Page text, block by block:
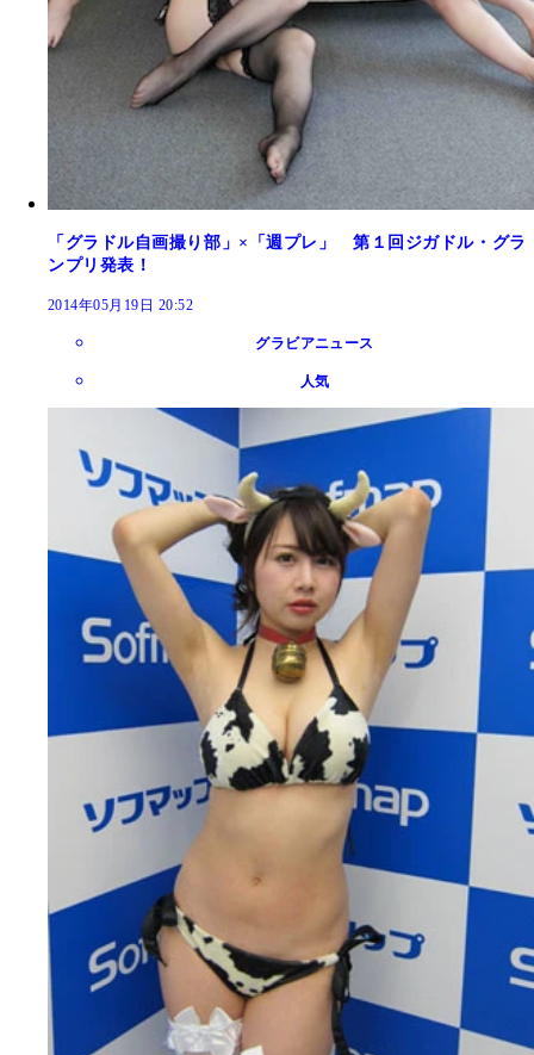
「グラドル自画撮り部」×「週プレ」 第１回ジガドル・グラ
ンプリ発表！
2014年05月19日 20:52
グラビアニュース
人気